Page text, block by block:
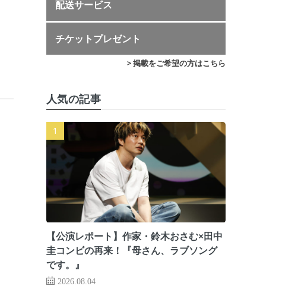
配送サービス
チケットプレゼント
> 掲載をご希望の方はこちら
人気の記事
【公演レポート】作家・鈴木おさむ×田中
圭コンビの再来！『母さん、ラブソング
です。』
2026.08.04